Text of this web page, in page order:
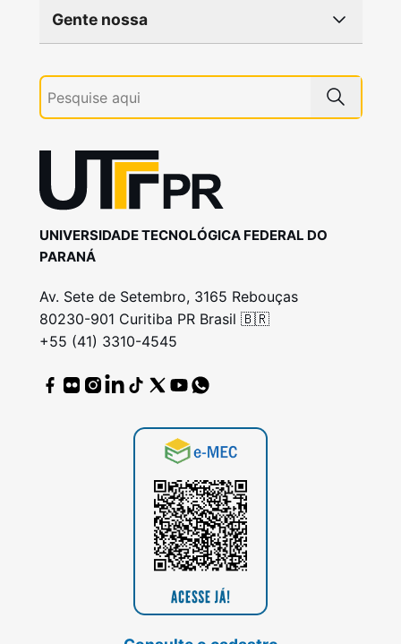
Gente nossa
UNIVERSIDADE TECNOLÓGICA FEDERAL DO
PARANÁ
Av. Sete de Setembro, 3165 Rebouças
80230-901 Curitiba PR Brasil 🇧🇷
+55 (41) 3310-4545